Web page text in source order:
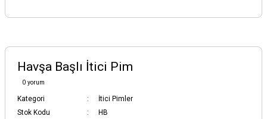
Havşa Başlı İtici Pim
0 yorum
Kategori
İtici Pimler
Stok Kodu
HB